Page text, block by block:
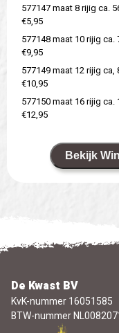
577147 maat 8 rijig ca.
€5,95
577148 maat 10 rijig ca.
€9,95
577149 maat 12 rijig ca,
€10,95
577150 maat 16 rijig ca.
€12,95
Bekijk
De Kwast BV
KvK-nummer 16051585
BTW-nummer